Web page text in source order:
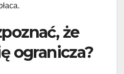
że
ogranicza?